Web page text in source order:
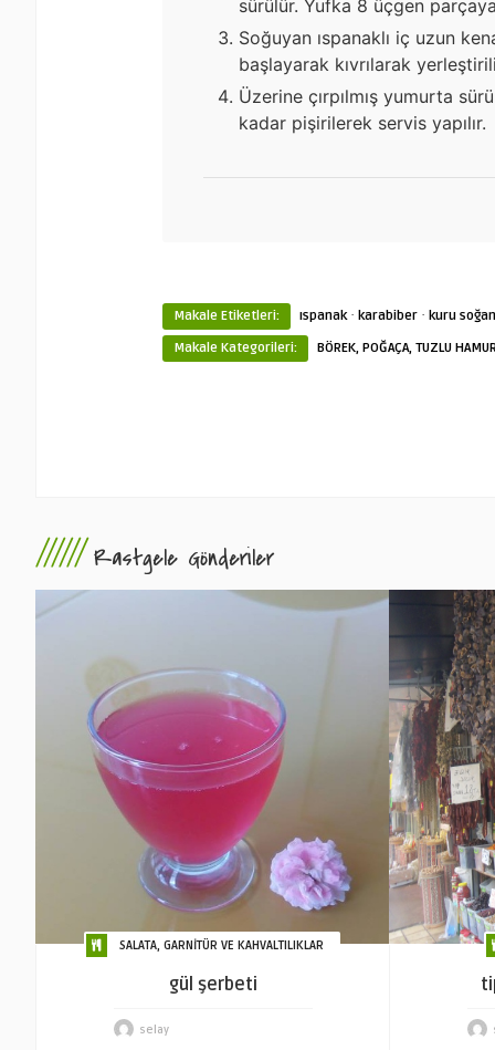
sürülür. Yufka 8 üçgen
Soğuyan ıspanaklı iç uzun
başlayarak kıvrılarak
Üzerine çırpılmış yumurta
kadar pişirilerek servis yapılır.
Makale Etiketleri: ıspanak· karabiber · kuru soğan
Makale Kategorileri:
BÖREK, POĞAÇA, TUZLU
////// Rastgele Gönderiler
SALATA, GARNİTÜR VE KAHVALTILIKLAR
gül şerbeti
selay